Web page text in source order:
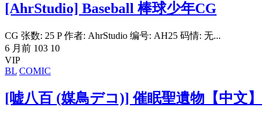
[AhrStudio] Baseball 棒球少年CG
CG 张数: 25 P 作者: AhrStudio 编号: AH25 码情: 无...
6 月前 103 10
VIP
BL COMIC
[嘘八百 (媒鳥デコ)] 催眠聖遺物【中文】